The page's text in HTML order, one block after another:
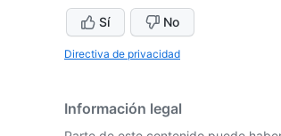
Sí No
Directiva de privacidad
Información legal